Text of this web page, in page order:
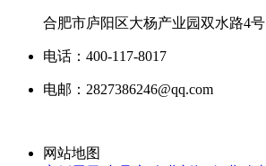
合肥市庐阳区大杨产业园双水路4号
电话：400-117-8017
电邮：2827386246@qq.com
网站地图